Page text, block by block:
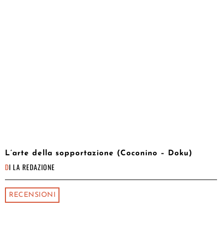
L’arte della sopportazione (Coconino – Doku)
DI LA REDAZIONE
RECENSIONI